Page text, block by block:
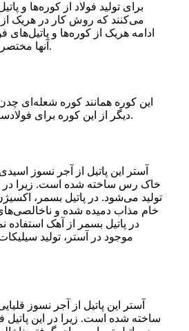
برای تولید فولاد از کوره‌ها و
می‌کنند که روش کار در هریک از
ادامه هریک از کوره‌ها و
آنها مختصرا شرح داده خواهد شد.
این کوره همانند کوره شعله‌ای
دیگر از این کوره برای فولادسازی استفاده نمی‌شود.
آستر این پاتیل از آجر نسوز
خاک رس ساخته شده است. زیرا در
تولید می‌شود. در پاتیل بسمر،
خام مذاب دمیده شده و
در پاتیل بسمر از آهک استفاده
موجود در آستر، تولید
آستر این پاتیل از آجر نسوز
ساخته شده است. زیرا در این پاتیل